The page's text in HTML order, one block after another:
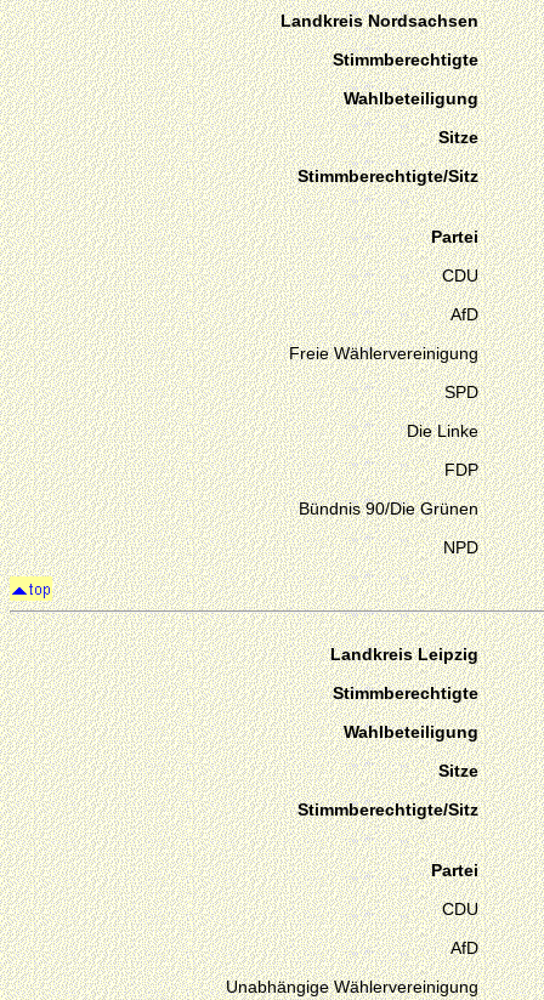
Landkreis Nordsachsen
Stimmberechtigte
Wahlbeteiligung
Sitze
Stimmberechtigte/Sitz
Partei
CDU
AfD
Freie Wählervereinigung
SPD
Die Linke
FDP
Bündnis 90/Die Grünen
NPD
Landkreis Leipzig
Stimmberechtigte
Wahlbeteiligung
Sitze
Stimmberechtigte/Sitz
Partei
CDU
AfD
Unabhängige Wählervereinigung